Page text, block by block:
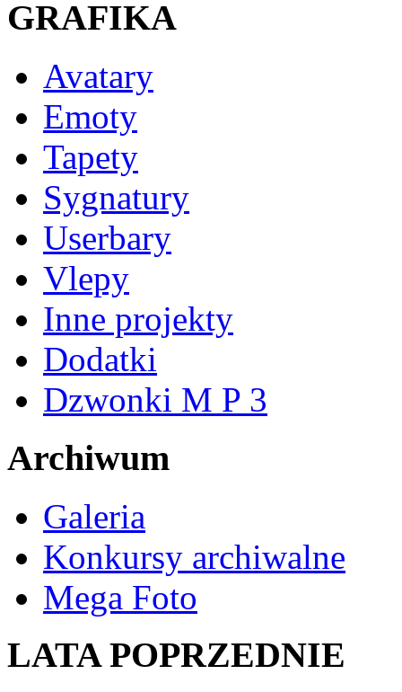
GRAFIKA
Avatary
Emoty
Tapety
Sygnatury
Userbary
Vlepy
Inne projekty
Dodatki
Dzwonki M P 3
Archiwum
Galeria
Konkursy archiwalne
Mega Foto
LATA POPRZEDNIE